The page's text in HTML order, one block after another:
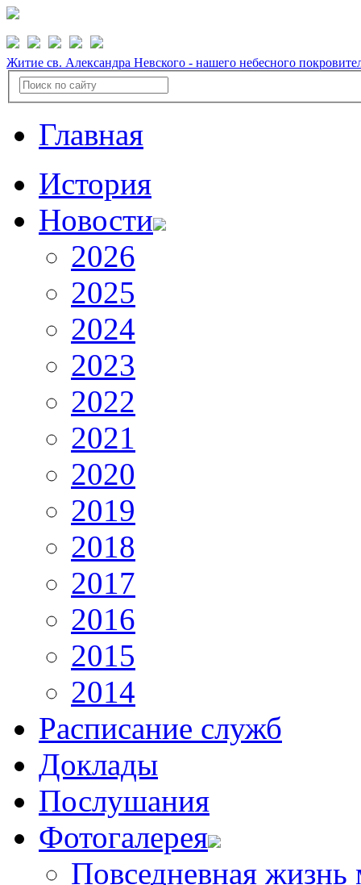
Житие св. Александра Невского - нашего небесного
Главная
История
Новости
2026
2025
2024
2023
2022
2021
2020
2019
2018
2017
2016
2015
2014
Расписание служб
Доклады
Послушания
Фотогалерея
Повседневная жизнь